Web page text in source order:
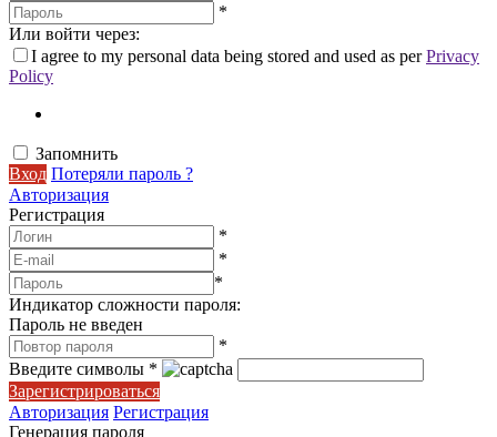
*
Или войти через:
I agree to my personal data being stored and used as perPrivacy
Policy
Запомнить
Вход Потеряли пароль ?
Авторизация
Регистрация
*
*
*
Индикатор сложности пароля:
Пароль не введен
*
Введите символы *
Зарегистрироваться
Авторизация Регистрация
Генерация пароля